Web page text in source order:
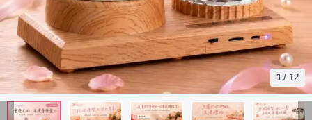
1 / 12